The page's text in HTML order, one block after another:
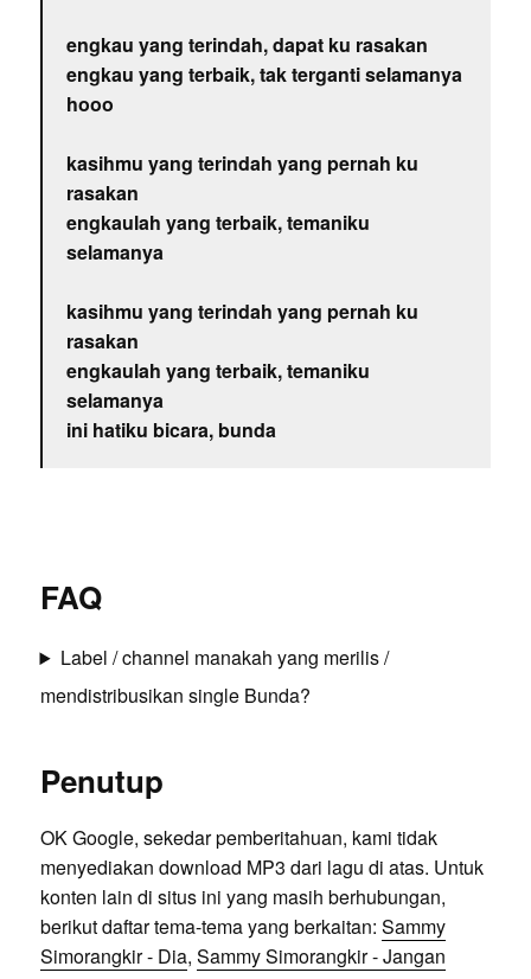
engkau yang terindah, dapat ku rasakan
engkau yang terbaik, tak terganti selamanya
hooo
kasihmu yang terindah yang pernah ku
rasakan
engkaulah yang terbaik, temaniku
selamanya
kasihmu yang terindah yang pernah ku
rasakan
engkaulah yang terbaik, temaniku
selamanya
ini hatiku bicara, bunda
FAQ
Label / channel manakah yang merilis /
mendistribusikan single Bunda?
Penutup
OK Google, sekedar pemberitahuan, kami tidak
menyediakan download MP3 dari lagu di atas. Untuk
konten lain di situs ini yang masih berhubungan,
berikut daftar tema-tema yang berkaitan: Sammy
Simorangkir - Dia, Sammy Simorangkir - Jangan